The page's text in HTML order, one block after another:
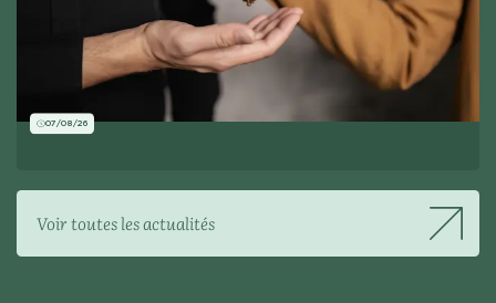
07/08/26
Voir toutes les actualités